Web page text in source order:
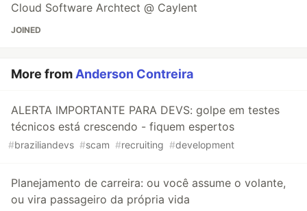
Cloud Software Archtect @ Caylent
JOINED
More from Anderson Contreira
ALERTA IMPORTANTE PARA DEVS: golpe em testes
técnicos está crescendo - fiquem espertos
#braziliandevs #scam #recruiting #development
Planejamento de carreira: ou você assume o volante,
ou vira passageiro da própria vida